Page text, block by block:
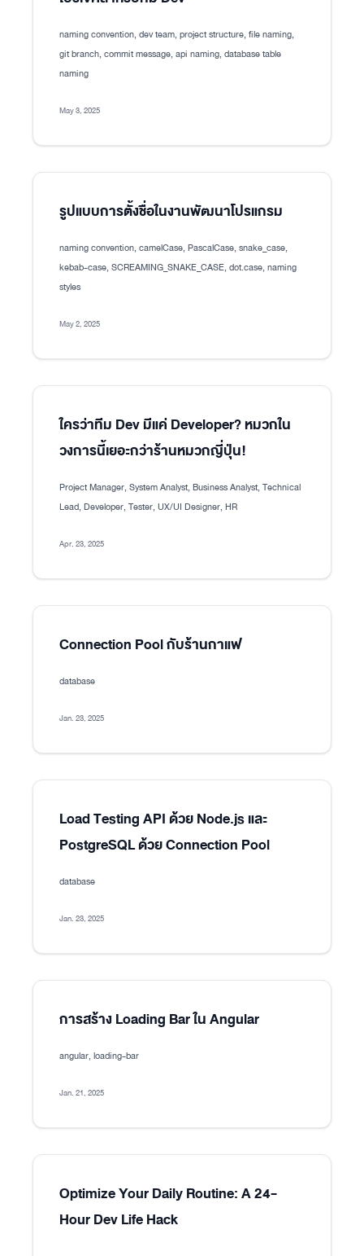
naming convention, dev team, project structure, file naming,
git branch, commit message, api naming, database table
naming
May 3, 2025
รูปแบบการตั้งชื่อในงานพัฒนาโปรแกรม
naming convention, camelCase, PascalCase, snake_case,
kebab-case, SCREAMING_SNAKE_CASE, dot.case, naming
styles
May 2, 2025
ใครว่าทีม Dev มีแค่ Developer? หมวกใน
วงการนี้เยอะกว่าร้านหมวกญี่ปุ่น!
Project Manager, System Analyst, Business Analyst, Technical
Lead, Developer, Tester, UX/UI Designer, HR
Apr. 23, 2025
Connection Pool กับร้านกาแฟ
database
Jan. 23, 2025
Load Testing API ด้วย Node.js และ
PostgreSQL ด้วย Connection Pool
database
Jan. 23, 2025
การสร้าง Loading Bar ใน Angular
angular, loading-bar
Jan. 21, 2025
Optimize Your Daily Routine: A 24-
Hour Dev Life Hack